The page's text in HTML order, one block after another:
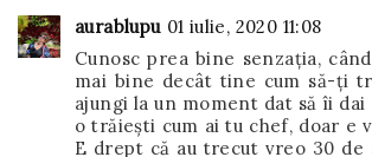
aurablupu 01 iulie, 2020 11:08
Cunosc prea bine senzația,
mai bine decât tine cum să-ți
ajungi la un moment dat să îi
o trăiești cum ai tu chef, doar e
E drept că au trecut vreo 30 de